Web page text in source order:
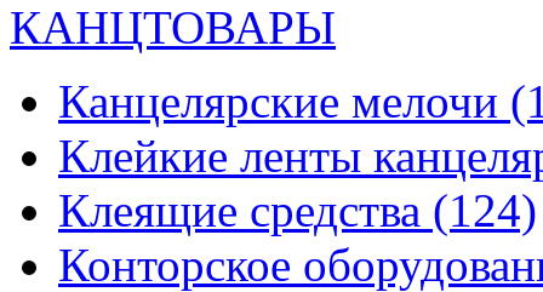
КАНЦТОВАРЫ
Канцелярские мелочи
Клейкие ленты
Клеящие средства (124)
Конторское